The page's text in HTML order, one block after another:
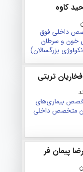
کاوه
داخلیفوق
خون و سرطان
بزرگسالان)
تربتی
بیماری‌های
متخصص داخلی
پیمان فر